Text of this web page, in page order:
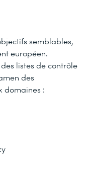
semblables,
européen.
listes de contrôle
des
domaines :